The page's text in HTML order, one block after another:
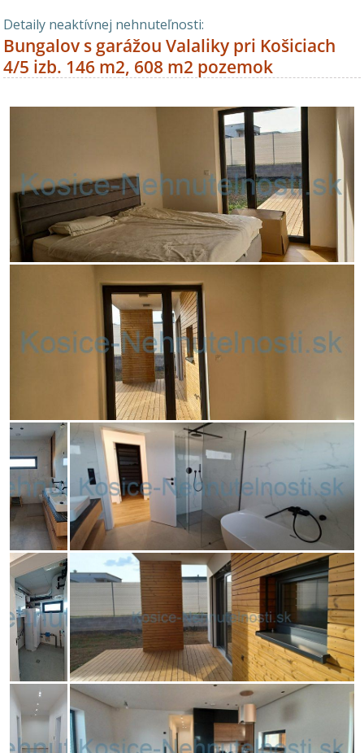
Detaily neaktívnej nehnuteľnosti:
Bungalov s garážou Valaliky pri Košiciach
4/5 izb. 146 m2, 608 m2 pozemok